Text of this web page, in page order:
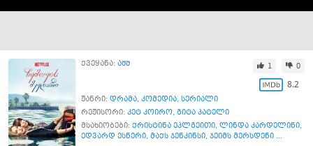
ქვეყანა: აშშ 1 0
8.2
ჟანრი: დრამა, კომედია, სერიალი
რეჟისორი: კეტ კოირო, გიტა პატელი
მსახიობები: ქრისტინა ეპლგეითი, ლინდა კარდელინი,
ედვარდ ესნერი, მაქს ჯენკინსი, ჯეიმს მერსდენი ...